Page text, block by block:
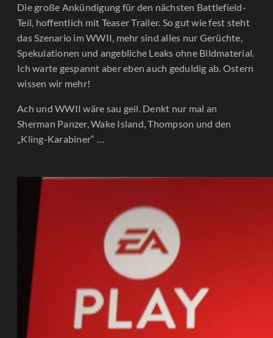
Die große Ankündigung für den nächsten Battlefield-
Teil, hoffentlich mit Teaser Trailer. So gut wie fest steht
das Szenario im WWII, mehr sind alles nur Gerüchte,
Spekulationen und angebliche Leaks ohne Bildmaterial.
Ich warte gespannt aber eben auch geduldig ab. Ostern
wissen wir mehr!
Ach und WWII wäre sau geil. Denkt nur mal an
Sherman Panzer, Wake Island, Thompson und den
„Kling-Karabiner“ …